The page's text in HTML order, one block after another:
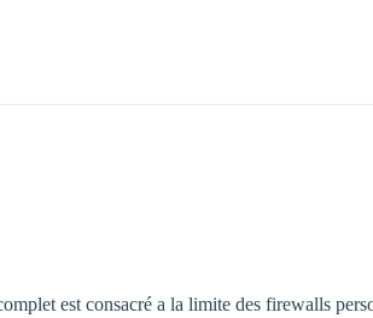
est consacré a la limite des firewalls